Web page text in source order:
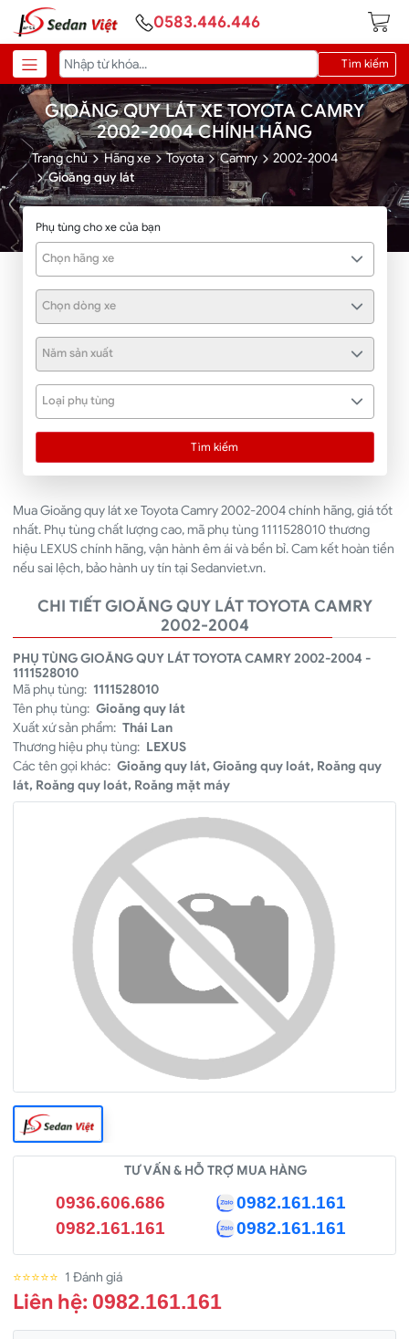
0583.446.446
Tìm kiếm
GIOĂNG QUY LÁT XE TOYOTA CAMRY
2002-2004 CHÍNH HÃNG
Trang chủ Hãng xe Toyota Camry
2002-2004
Gioăng quy lát
Phụ tùng cho xe của bạn
Chọn hãng xe
Chọn dòng xe
Năm sản xuất
Loại phụ tùng
Tìm kiếm
Mua Gioăng quy lát xe Toyota Camry 2002-2004 chính hãng, giá tốt
nhất. Phụ tùng chất lượng cao, mã phụ tùng 1111528010 thương
hiệu LEXUS chính hãng, vận hành êm ái và bền bỉ. Cam kết hoàn tiền
nếu sai lệch, bảo hành uy tín tại Sedanviet.vn.
CHI TIẾT GIOĂNG QUY LÁT TOYOTA CAMRY
2002-2004
PHỤ TÙNG GIOĂNG QUY LÁT TOYOTA CAMRY 2002-2004 -
1111528010
Mã phụ tùng: 1111528010
Tên phụ tùng: Gioăng quy lát
Xuất xứ sản phẩm: Thái Lan
Thương hiệu phụ tùng: LEXUS
Các tên gọi khác: Gioăng quy lát, Gioăng quy loát, Roăng quy
lát, Roăng quy loát, Roăng mặt máy
TƯ VẤN & HỖ TRỢ MUA HÀNG
0936.606.686
0982.161.161
0982.161.161
0982.161.161
⭐⭐⭐⭐⭐ 1 Đánh giá
Liên hệ: 0982.161.161